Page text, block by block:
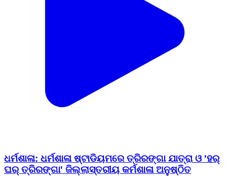
ଧର୍ମଶାଳା: ଧର୍ମଶାଳା ଷ୍ଟାଡିୟମରେ ତ୍ରିରଙ୍ଗା ଯାତ୍ରା ଓ 'ହର୍
ଘର୍ ତ୍ରିରଙ୍ଗା' ଜିଲ୍ଲାସ୍ତରୀୟ କର୍ମଶାଳା ଅନୁଷ୍ଠିତ